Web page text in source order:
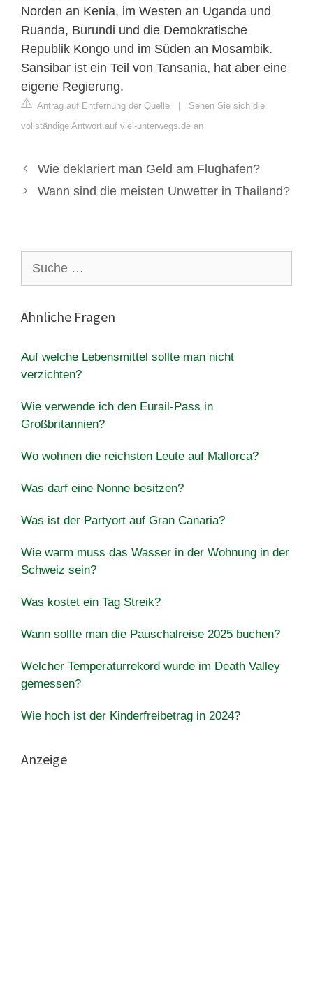
Norden an Kenia, im Westen an Uganda und
Ruanda, Burundi und die Demokratische
Republik Kongo und im Süden an Mosambik.
Sansibar ist ein Teil von Tansania, hat aber eine
eigene Regierung.
Antrag auf Entfernung der Quelle | Sehen Sie sich die
vollständige Antwort auf viel-unterwegs.de an
Wie deklariert man Geld am Flughafen?
Wann sind die meisten Unwetter in Thailand?
nach:
Ähnliche Fragen
Auf welche Lebensmittel sollte man nicht
verzichten?
Wie verwende ich den Eurail-Pass in
Großbritannien?
Wo wohnen die reichsten Leute auf Mallorca?
Was darf eine Nonne besitzen?
Was ist der Partyort auf Gran Canaria?
Wie warm muss das Wasser in der Wohnung in der
Schweiz sein?
Was kostet ein Tag Streik?
Wann sollte man die Pauschalreise 2025 buchen?
Welcher Temperaturrekord wurde im Death Valley
gemessen?
Wie hoch ist der Kinderfreibetrag in 2024?
Anzeige